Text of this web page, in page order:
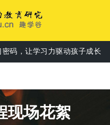
实践的学习力教育理论
码，让学习力驱动孩子成长
现场花絮